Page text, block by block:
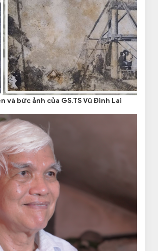
và bức ảnh của GS.TS Vũ Đình Lai